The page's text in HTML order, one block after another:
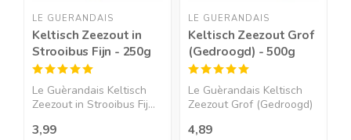
LE GUÈRANDAIS
Keltisch Zeezout in
Strooibus Fijn - 250g
Le Guèrandais Keltisch
Zeezout in Strooibus Fij...
3,99
LE GUÈRANDAIS
Keltisch Zeezout Grof
(Gedroogd) - 500g
Le Guèrandais Keltisch
Zeezout Grof (Gedroogd)
4,89